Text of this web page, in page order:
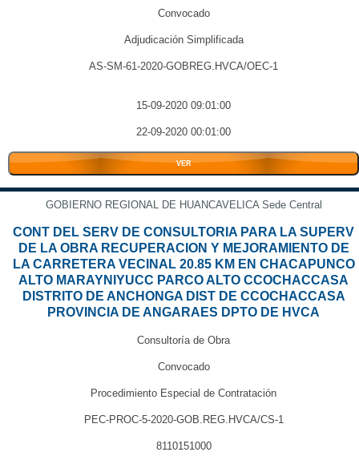
Convocado
Adjudicación Simplificada
AS-SM-61-2020-GOBREG.HVCA/OEC-1
15-09-2020 09:01:00
22-09-2020 00:01:00
VER
GOBIERNO REGIONAL DE HUANCAVELICA Sede Central
CONT DEL SERV DE CONSULTORIA PARA LA SUPERV
DE LA OBRA RECUPERACION Y MEJORAMIENTO DE
LA CARRETERA VECINAL 20.85 KM EN CHACAPUNCO
ALTO MARAYNIYUCC PARCO ALTO CCOCHACCASA
DISTRITO DE ANCHONGA DIST DE CCOCHACCASA
PROVINCIA DE ANGARAES DPTO DE HVCA
Consultoría de Obra
Convocado
Procedimiento Especial de Contratación
PEC-PROC-5-2020-GOB.REG.HVCA/CS-1
8110151000